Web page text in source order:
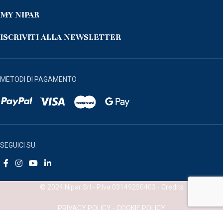
MY NIPAR
ISCRIVITI ALLA NEWSLETTER
METODI DI PAGAMENTO
SEGUICI SU:
© 2024 Nipar Srl - P.Iva 03149250403 - Credits
PRIVACY POLICY - COOKIE POLICY